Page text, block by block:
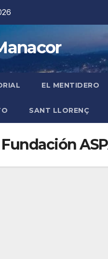
EL MENTIDERO
SANT LLORENÇ
Fundación